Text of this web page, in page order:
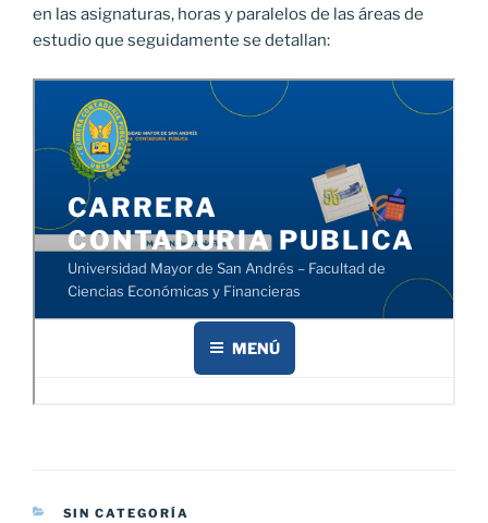
en las asignaturas, horas y paralelos de las áreas de
estudio que seguidamente se detallan:
CATEGORÍAS
SIN CATEGORÍA